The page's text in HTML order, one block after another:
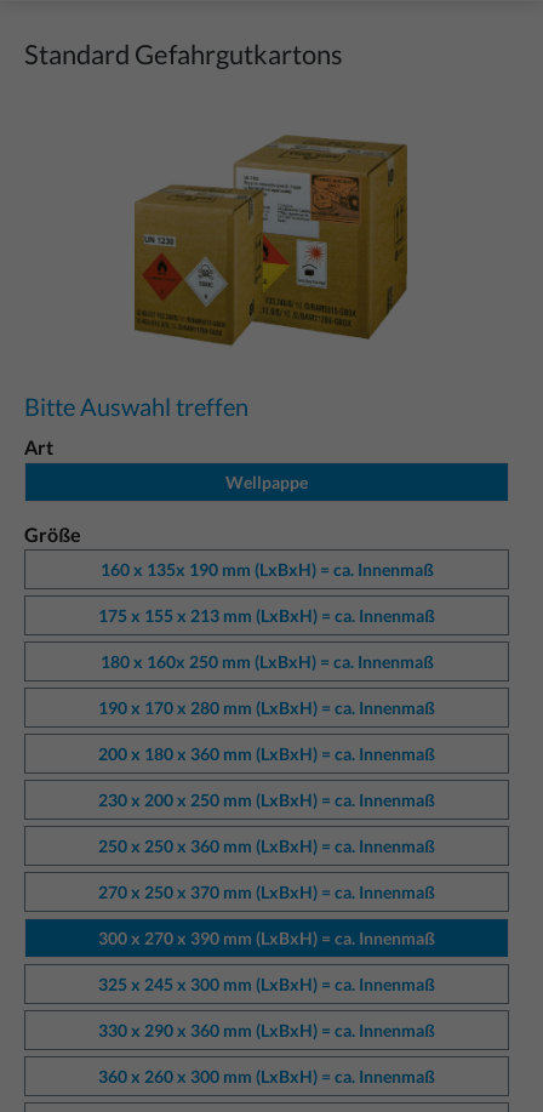
Standard Gefahrgutkartons
Bitte Auswahl treffen
Art
Wellpappe
Größe
160 x 135x 190 mm (LxBxH) = ca. Innenmaß
175 x 155 x 213 mm (LxBxH) = ca. Innenmaß
180 x 160x 250 mm (LxBxH) = ca. Innenmaß
190 x 170 x 280 mm (LxBxH) = ca. Innenmaß
200 x 180 x 360 mm (LxBxH) = ca. Innenmaß
230 x 200 x 250 mm (LxBxH) = ca. Innenmaß
250 x 250 x 360 mm (LxBxH) = ca. Innenmaß
270 x 250 x 370 mm (LxBxH) = ca. Innenmaß
300 x 270 x 390 mm (LxBxH) = ca. Innenmaß
325 x 245 x 300 mm (LxBxH) = ca. Innenmaß
330 x 290 x 360 mm (LxBxH) = ca. Innenmaß
360 x 260 x 300 mm (LxBxH) = ca. Innenmaß